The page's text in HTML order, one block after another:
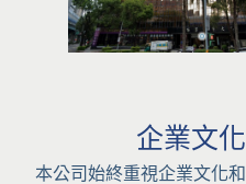
企業文
本公司始終重視企業文化